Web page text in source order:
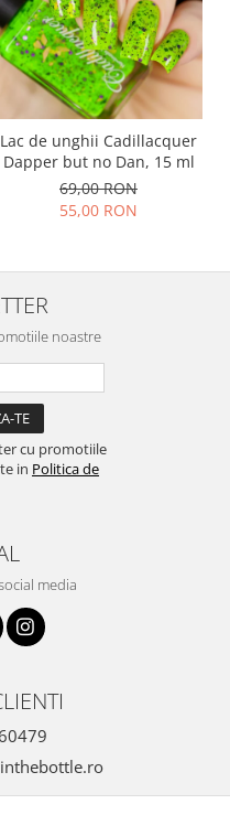
Lac de unghii Cadillacquer
Dapper but no Dan, 15 ml
69,00 RON
55,00 RON
noastre
cu promotiile
in Politica de
media